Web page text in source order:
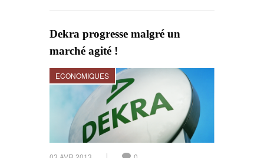
Dekra progresse malgré un
marché agité !
ECONOMIQUES